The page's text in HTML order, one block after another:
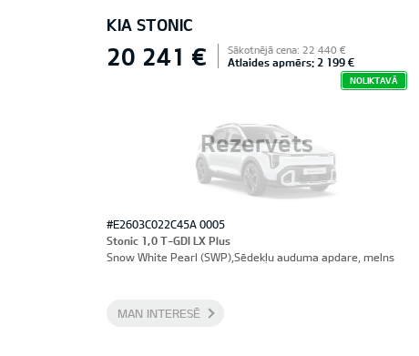
KIA STONIC
Rezervēts
20 241 € Sākotnējā cena: 22 440 €
Atlaides apmērs: 2 199 €
NOLIKTAVĀ
#E2603C022C45A 0005
Stonic 1,0 T-GDI LX Plus
Snow White Pearl (SWP),Sēdekļu auduma apdare, melns
MAN INTERESĒ